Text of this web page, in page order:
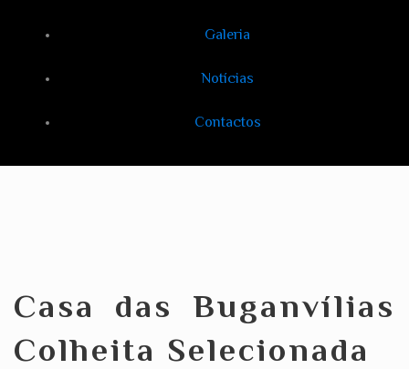
Galeria
Notícias
Contactos
Casa das Buganvílias
Colheita Selecionada